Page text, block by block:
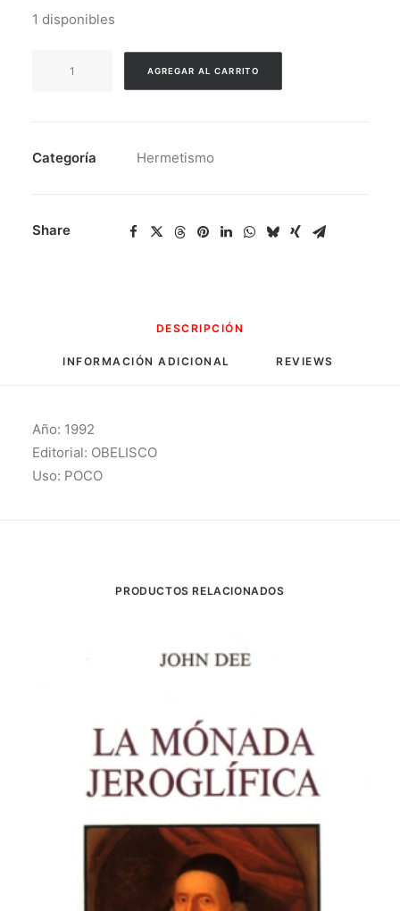
1 disponibles
La
El
AGREGAR AL CARRITO
Categoría Hermetismo
Share
DESCRIPCIÓN
INFORMACIÓN ADICIONAL REVIEWS
Año: 1992
Editorial: OBELISCO
Uso: POCO
PRODUCTOS RELACIONADOS